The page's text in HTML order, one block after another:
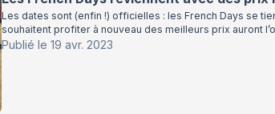
Les dates sont (enfin !) officielles : les French Days se
souhaitent profiter à nouveau des meilleurs prix auront
Publié le 19 avr. 2023